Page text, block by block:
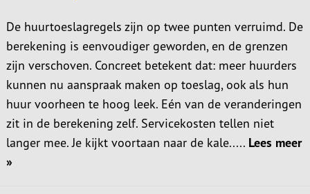
De huurtoeslagregels zijn op twee punten verruimd. De
berekening is eenvoudiger geworden, en de grenzen
zijn verschoven. Concreet betekent dat: meer huurders
kunnen nu aanspraak maken op toeslag, ook als hun
huur voorheen te hoog leek. Eén van de veranderingen
zit in de berekening zelf. Servicekosten tellen niet
langer mee. Je kijkt voortaan naar de kale..... Lees meer
»